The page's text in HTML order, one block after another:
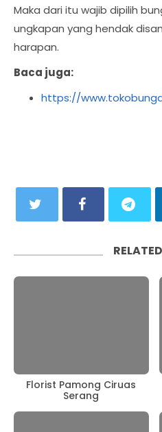
Maka dari itu wajib dipilih
ungkapan yang hendak
harapan.
Baca juga:
https://
Florist Pamong Ciruas
Serang